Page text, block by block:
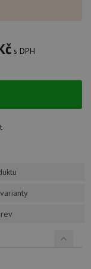
s DPH